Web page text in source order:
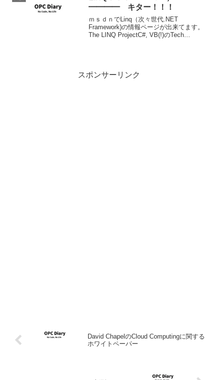
━━━━ キター！！！
ｍｓｄｎでLinq（次々世代.NET
Framework)の情報ページが出来てます。
The LINQ ProjectC#, VB(!)のTech
スポンサーリンク
David ChapelのCloud Computingに関する
ホワイトペーパー